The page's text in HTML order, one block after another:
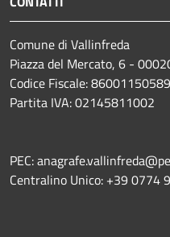
Comune di Vallinfreda
Piazza del Mercato, 6 -
Codice Fiscale: 86001150589
Partita IVA: 02145811002
PEC:
Centralino Unico: +39 0774